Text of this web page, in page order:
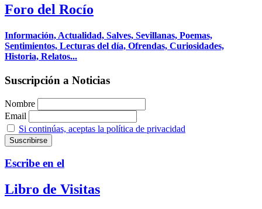
Foro del Rocío
Información, Actualidad, Salves, Sevillanas, Poemas,
Sentimientos, Lecturas del día, Ofrendas, Curiosidades,
Historia, Relatos...
Suscripción a Noticias
Nombre
Email
Si continúas, aceptas la política de privacidad
Escribe en el
Libro de Visitas